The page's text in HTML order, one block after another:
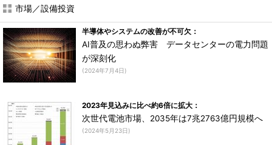
市場／設備投資
半導体やシステムの改善が不可欠：
AI普及の思わぬ弊害 データセンターの電力問題
が深刻化
(2024年7月4日)
2023年見込みに比べ約6倍に拡大：
次世代電池市場、2035年は7兆2763億円規模へ
(2024年5月23日)